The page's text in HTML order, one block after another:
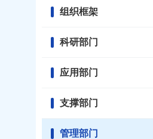
组织框架
科研部门
应用部门
支撑部门
管理部门